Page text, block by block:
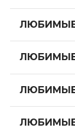
ЛЮБИМЫЕ
ЛЮБИМЫЕ
ЛЮБИМЫЕ
ЛЮБИМЫЕ